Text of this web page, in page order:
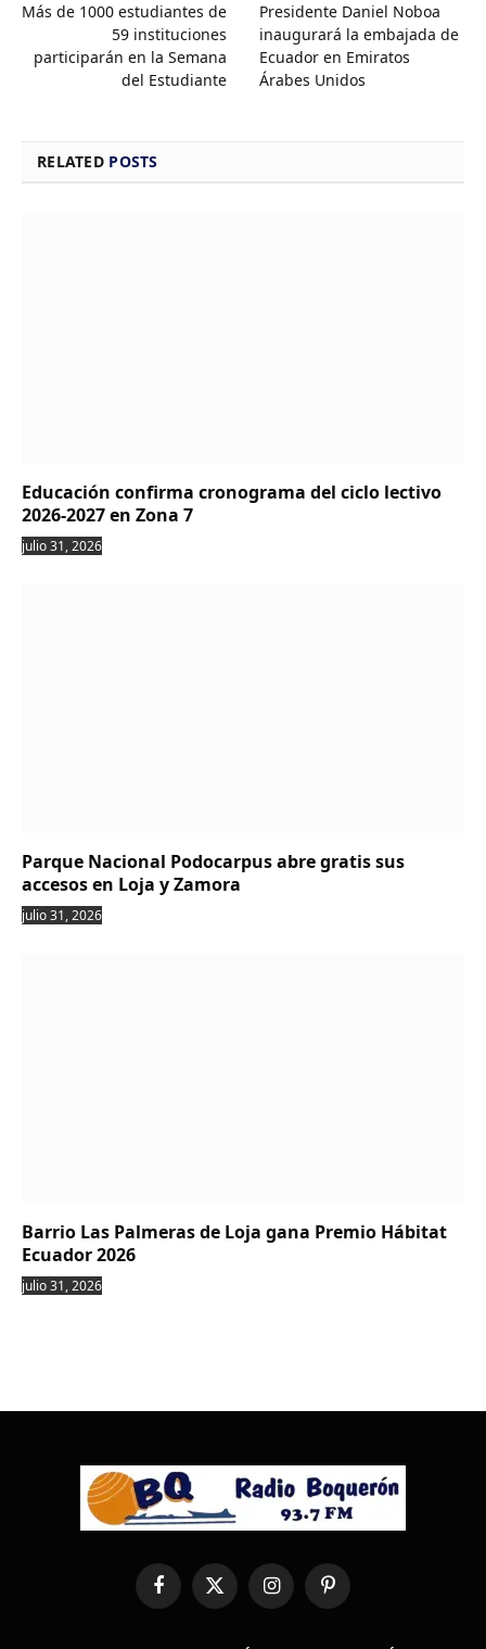
Más de 1000 estudiantes de
59 instituciones
participarán en la Semana
del Estudiante
Presidente Daniel Noboa
inaugurará la embajada de
Ecuador en Emiratos
Árabes Unidos
RELATED POSTS
Educación confirma cronograma del ciclo lectivo
2026-2027 en Zona 7
julio 31, 2026
Parque Nacional Podocarpus abre gratis sus
accesos en Loja y Zamora
julio 31, 2026
Barrio Las Palmeras de Loja gana Premio Hábitat
Ecuador 2026
julio 31, 2026
FacebookX
(Twitter)
InstagramPinterest